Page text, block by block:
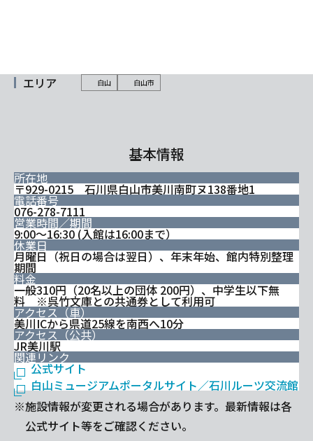
エリア 白山 白山市
基本情報
所在地
〒929-0215 石川県白山市美川南町ヌ138番地1
電話番号
076-278-7111
営業時間／期間
9:00～16:30 (入館は16:00まで）
休業日
月曜日（祝日の場合は翌日）、年末年始、館内特別整理
期間
料金
一般310円（20名以上の団体 200円）、中学生以下無
料 ※呉竹文庫との共通券として利用可
アクセス（車）
美川ICから県道25線を南西へ10分
アクセス（公共）
JR美川駅
関連リンク
公式サイト
白山ミュージアムポータルサイト／石川ルーツ交流館
※施設情報が変更される場合があります。最新情報は各
公式サイト等をご確認ください。